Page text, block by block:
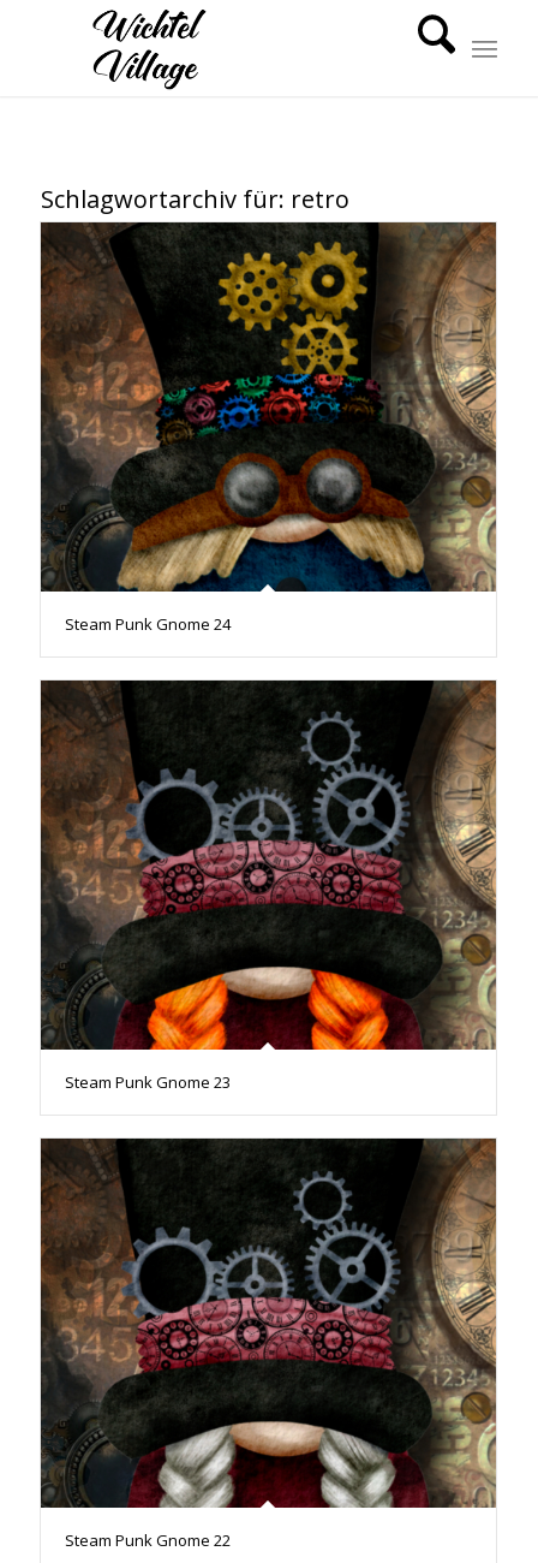
Schlagwortarchiv für: retro
Steam Punk Gnome 24
Steam Punk Gnome 23
Steam Punk Gnome 22